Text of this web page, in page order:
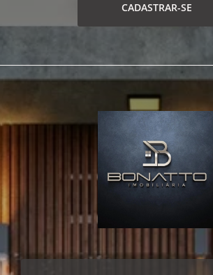
CADASTRAR-SE